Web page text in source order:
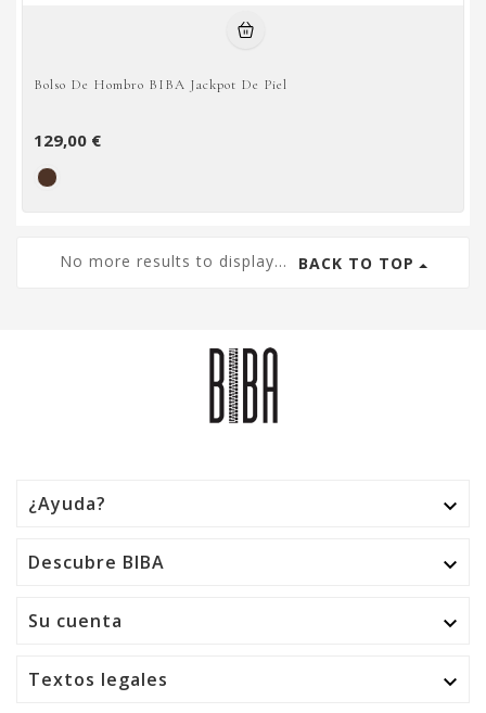
Bolso De Hombro BIBA Jackpot De Piel
129,00 €
No more results to display... BACK TO TOP
¿Ayuda? 
Descubre BIBA 
Su cuenta 
Textos legales 